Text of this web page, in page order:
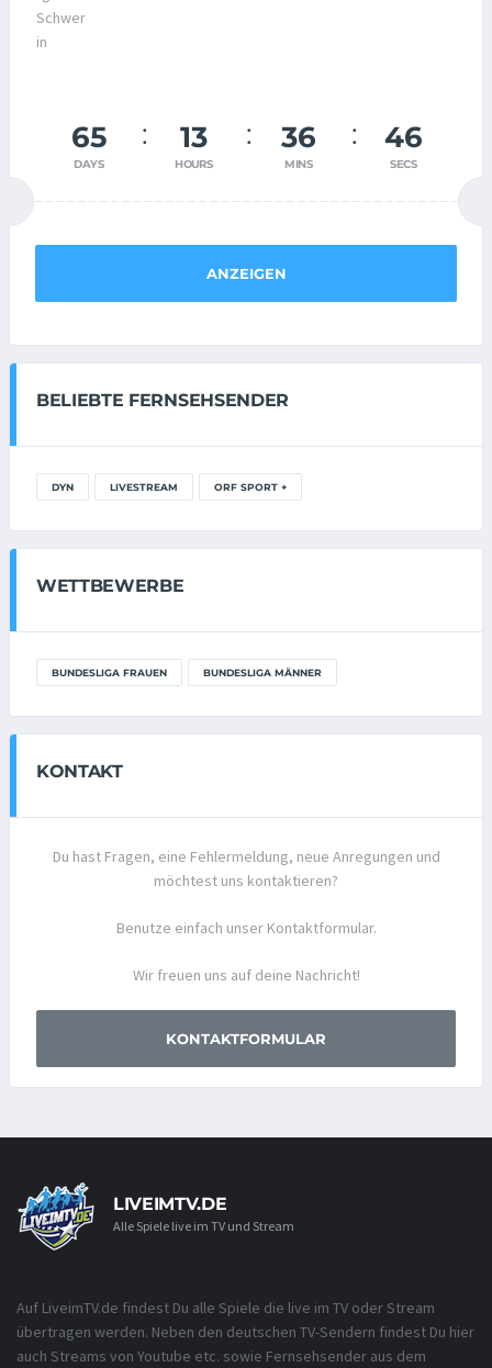
65
DAYS
13
HOURS
36
MINS
46
SECS
ANZEIGEN
BELIEBTE FERNSEHSENDER
DYN LIVESTREAM ORF SPORT +
WETTBEWERBE
BUNDESLIGA FRAUEN BUNDESLIGA MÄNNER
KONTAKT
Du hast Fragen, eine Fehlermeldung, neue Anregungen und
möchtest uns kontaktieren?
Benutze einfach unser Kontaktformular.
Wir freuen uns auf deine Nachricht!
KONTAKTFORMULAR
LIVEIMTV.DE
Alle Spiele live im TV und Stream
Auf LiveimTV.de findest Du alle Spiele die live im TV oder Stream
übertragen werden. Neben den deutschen TV-Sendern findest Du hier
auch Streams von Youtube etc. sowie Fernsehsender aus dem